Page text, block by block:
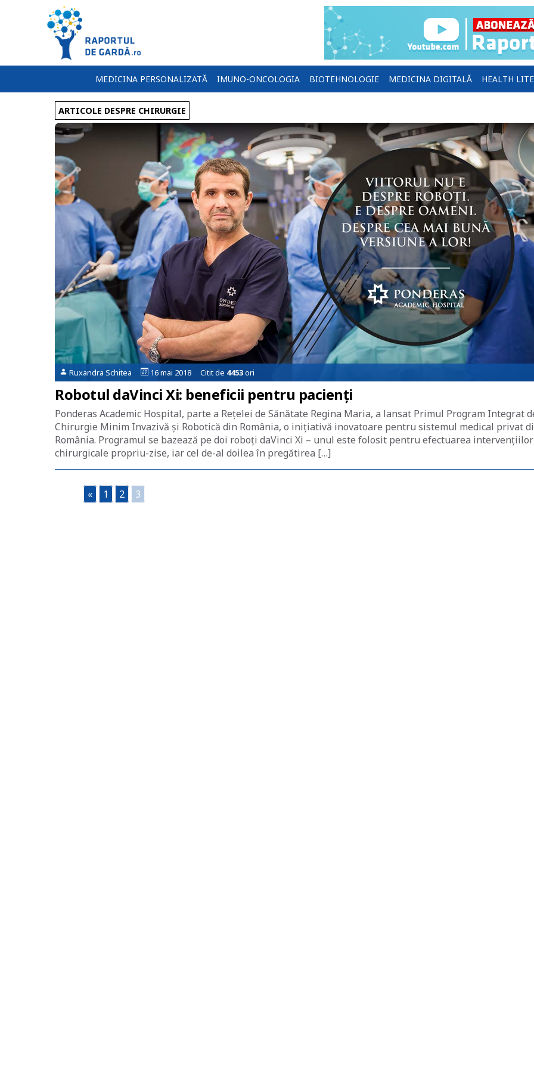
MEDICINA PERSONALIZATĂ IMUNO-ONCOLOGIA BIOTEHNOLOGIE MEDICINA DIGITALĂ HEALTH
ARTICOLE DESPRE CHIRURGIE
Ruxandra Schitea 16 mai 2018 Citit de 4453ori
Robotul daVinci Xi: beneficii pentru pacienți
Ponderas Academic Hospital, parte a Rețelei de Sănătate Regina Maria, a lansat Primul Program Integrat
Chirurgie Minim Invazivă și Robotică din România, o inițiativă inovatoare pentru sistemul medical privat
România. Programul se bazează pe doi roboți daVinci Xi – unul este folosit pentru efectuarea intervențiilor
chirurgicale propriu-zise, iar cel de-al doilea în pregătirea […]
« 1 2 3